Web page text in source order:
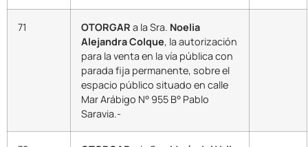
71 OTORGAR a la Sra. Noelia
Alejandra Colque, la autorización
para la venta en la vía pública con
parada fija permanente, sobre el
espacio público situado en calle
Mar Arábigo N° 955 B° Pablo
Saravia.-